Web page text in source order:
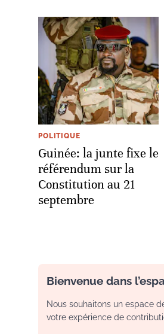
POLITIQUE
Guinée: la junte fixe le
référendum sur la
Constitution au 21
septembre
Bienvenue dans
Nous souhaitons un espace
votre expérience de